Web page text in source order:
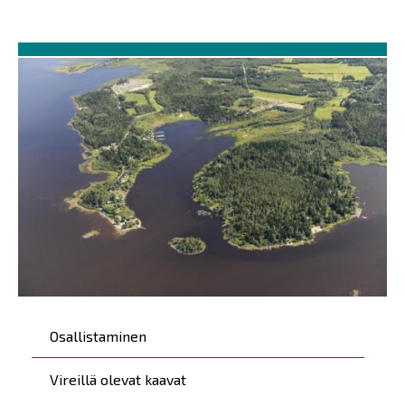
Päävalikko
Osallistaminen
Vireillä olevat kaavat